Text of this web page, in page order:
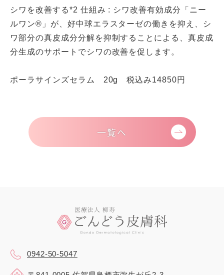
シワを改善する*2 仕組み : シワ改善有効成分「ニー
ルワン® 」が、好中球エラスターゼの働きを抑え、シ
ワ部分の真皮成分分解を抑制することによる、真皮成
分生成のサポートでシワの改善を促します。
ポーラサインズセラム 20g 税込み14850円
一覧へ
0942-50-5047